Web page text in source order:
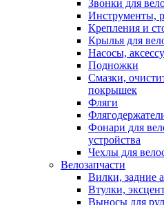
Звонки для
Инструменты,
Крепления и
Крылья для
Насосы,
Подножки
Смазки,
покрышек
Фляги
Фонари для
устройства
Чехлы для
Велозапчасти
Вилки, задние
Втулки,
Выносы для